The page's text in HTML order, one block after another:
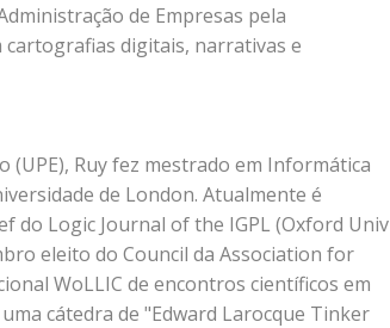
de Empresas pela
cartografias digitais, narrativas e
Ruy fez mestrado em Informática
de London. Atualmente é
do Logic Journal of the IGPL (Oxford Univ
eleito do Council da Association for
WoLLIC de encontros científicos em
cátedra de "Edward Larocque Tinker